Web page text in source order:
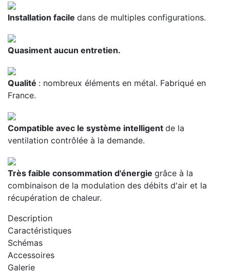
Installation facile dans de multiples configurations.
Quasiment aucun entretien.
Qualité : nombreux éléments en métal. Fabriqué en
France.
Compatible avec le système intelligent de la
ventilation contrôlée à la demande.
Très faible consommation d'énergie grâce à la
combinaison de la modulation des débits d'air et la
récupération de chaleur.
Description
Caractéristiques
Schémas
Accessoires
Galerie